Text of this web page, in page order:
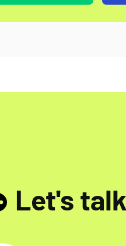
Let's talk